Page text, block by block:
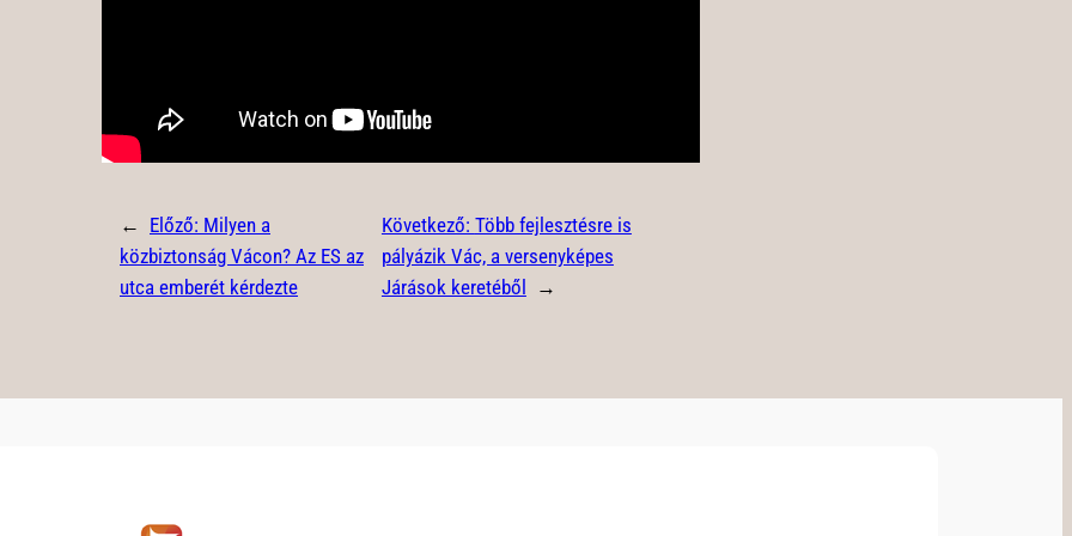
← Előző: Milyen a
közbiztonság Vácon? Az ES az
utca emberét kérdezte
Következő: Több fejlesztésre is
pályázik Vác, a versenyképes
Járások keretéből
→